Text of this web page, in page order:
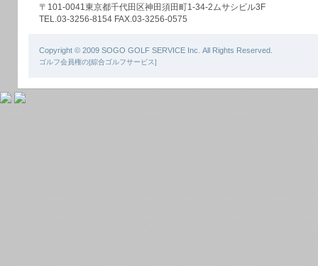
〒101-0041東京都千代田区神田須田町1-34-2ムサシビル3F
TEL.03-3256-8154 FAX.03-3256-0575
Copyright © 2009 SOGO GOLF SERVICE Inc. All Rights Reserved.
ゴルフ会員権の[綜合ゴルフサービス]